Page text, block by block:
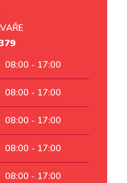
08:00 - 17:00
08:00 - 17:00
08:00 - 17:00
08:00 - 17:00
08:00 - 17:00